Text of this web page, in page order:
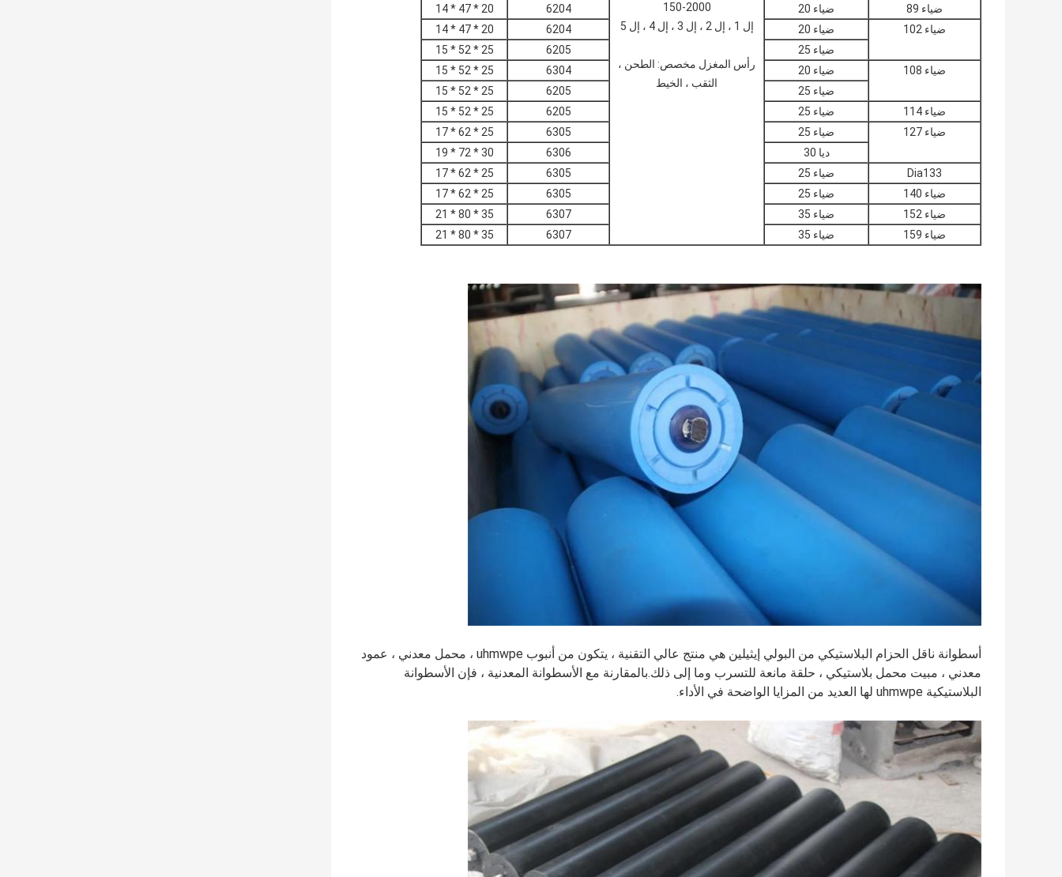
150-2000
إل 1 ، إل 2 ، إل 3 ، إل 4 ، إل 5
رأس المغزل مخصص: الطحن ،
الثقب ، الخيط
ضياء 89
ضياء 20 6204
20 * 47 * 14
ضياء 102
ضياء 20 6204
20 * 47 * 14
ضياء 25
6205
25 * 52 * 15
ضياء 108
ضياء 20 6304
25 * 52 * 15
ضياء 25
6205
25 * 52 * 15
ضياء 114
ضياء 25 6205
25 * 52 * 15
ضياء 127
ضياء 25 6305
25 * 62 * 17
ديا 30
6306
30 * 72 * 19
Dia133
ضياء 25 6305
25 * 62 * 17
ضياء 140
ضياء 25 6305
25 * 62 * 17
ضياء 152
ضياء 35 6307
35 * 80 * 21
ضياء 159
ضياء 35 6307
35 * 80 * 21
أسطوانة ناقل الحزام البلاستيكي من البولي إيثيلين هي منتج عالي التقنية ، يتكون من أنبوب uhmwpe ، محمل معدني ، عمود
معدني ، مبيت محمل بلاستيكي ، حلقة مانعة للتسرب وما إلى ذلك.بالمقارنة مع الأسطوانة المعدنية ، فإن الأسطوانة
البلاستيكية uhmwpe لها العديد من المزايا الواضحة في الأداء.